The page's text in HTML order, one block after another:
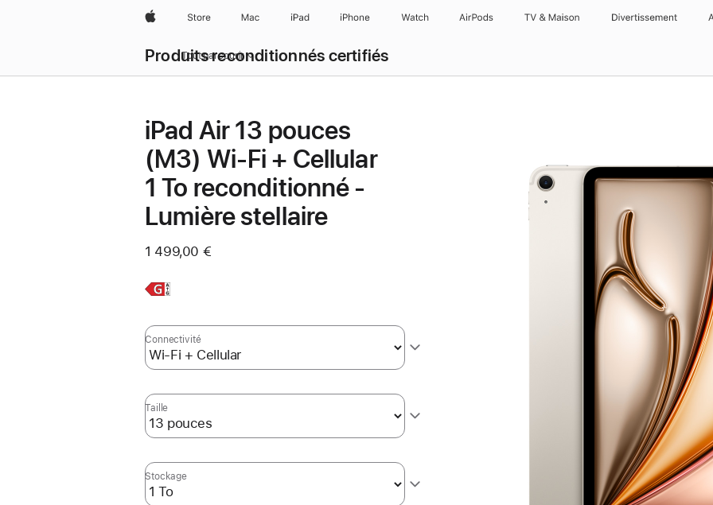
AppleStore Mac iPad iPhone Watch AirPods TV & Maison Divertissements
Produits reconditionnés certifiés
Tout parcourir
iPad Air 13 pouces
(M3) Wi-Fi + Cellular
1 To reconditionné -
Lumière stellaire
1 499,00 €
En
plus,
Connectivité
Taille
Stockage